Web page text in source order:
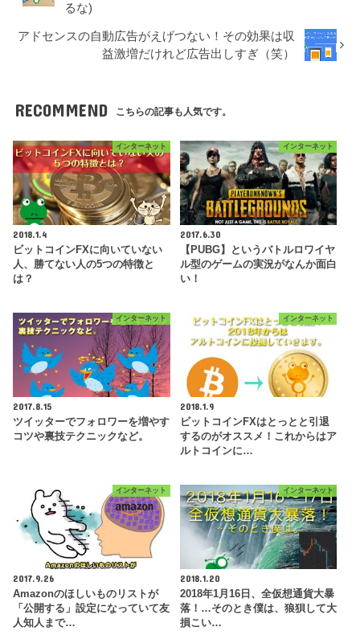
るな)
アドセンスの自動広告がえげつない！その効果は収
益激増だけれど広告出しすぎ（笑）
RECOMMEND こちらの記事も人気です。
インターネット
2018.1.4
ビットコインFXに向いていない
人、勝てない人の5つの特徴と
は？
インターネット
2017.6.30
【PUBG】というバトルロワイヤ
ル型のゲームの実況がなんか面白
い！
インターネット
2017.8.15
ツイッターでフォロワーを増やす
コツや裏技テクニックなど。
インターネット
2018.1.9
ビットコインFXはとっとと引退
するのがオススメ！これからはア
ルトコインに…
インターネット
2017.9.26
Amazonのほしいものリストが
「公開する」設定になっていて友
人知人まで…
インターネット
2018.1.20
2018年1月16日、全仮想通貨大暴
落！…そのとき僕は、狼狽して大
損こい…